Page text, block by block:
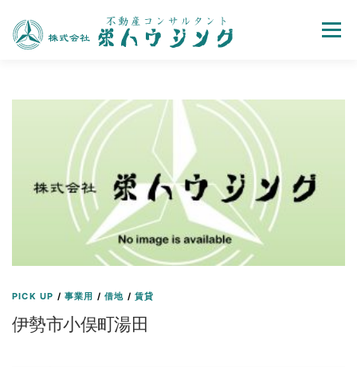
Menu
お問い合わせ
PICK UP /事業用 /借地 /賃貸
伊勢市小俣町湯田